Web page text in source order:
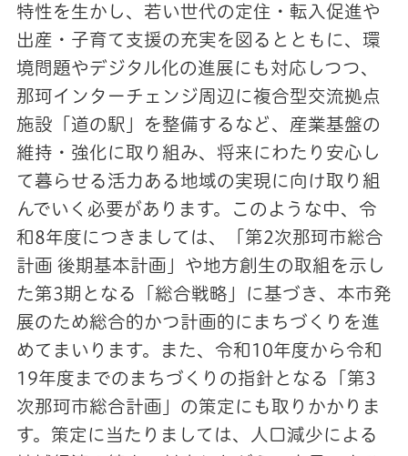
特性を生かし、若い世代の定住・転入促進や
出産・子育て支援の充実を図るとともに、環
境問題やデジタル化の進展にも対応しつつ、
那珂インターチェンジ周辺に複合型交流拠点
施設「道の駅」を整備するなど、産業基盤の
維持・強化に取り組み、将来にわたり安心し
て暮らせる活力ある地域の実現に向け取り組
んでいく必要があります。このような中、令
和8年度につきましては、「第2次那珂市総合
計画 後期基本計画」や地方創生の取組を示し
た第3期となる「総合戦略」に基づき、本市発
展のため総合的かつ計画的にまちづくりを進
めてまいります。また、令和10年度から令和
19年度までのまちづくりの指針となる「第3
次那珂市総合計画」の策定にも取りかかりま
す。策定に当たりましては、人口減少による